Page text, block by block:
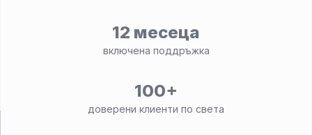
12 месеца
включена поддръжка
100+
доверени клиенти по света